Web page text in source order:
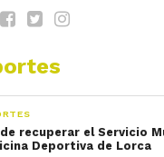
recuperar el Servicio
Deportiva de Lorca